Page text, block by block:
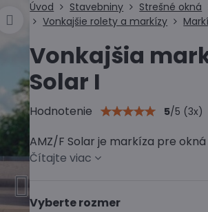
Úvod Stavebniny Strešné okná
Vonkajšie rolety a markízy
Vonkajšia
Solar I
Hodnotenie 5/5 (3x)
AMZ/F Solar je markíza pre
Čítajte viac
Vyberte rozmer